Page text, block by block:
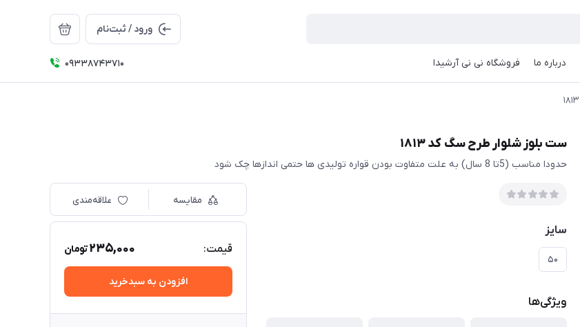
ورود / ثبت‌نام
درباره ما فروشگاه نی نی آرشیدا 09338743710
ست بلوز شلوار طرح سگ کد ۱۸۱۳
حدودا مناسب (5تا 8 سال) به علت متفاوت بودن قواره تولیدی ها حتمی اندازها چک شود
سایز
۵۰
ویژگی‌ها
مقایسه علاقه‌مندی
قیمت: 235,000تومان
افزودن به سبدخرید